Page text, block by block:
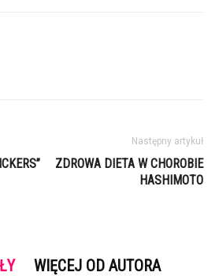
Następny artykuł
ZDROWA DIETA W CHOROBIE
HASHIMOTO
WIĘCEJ OD AUTORA